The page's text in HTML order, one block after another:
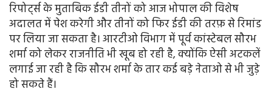
रिपोर्ट्स के मुताबिक ईडी तीनों को आज भोपाल की विशेष
अदालत में पेश करेगी और तीनों को फिर ईडी की तरफ़ से रिमांड
पर लिया जा सकता है। आरटीओ विभाग में पूर्व कांस्टेबल सौरभ
शर्मा को लेकर राजनीति भी खूब हो रही है, क्योंकि ऐसी अटकलें
लगाई जा रही है कि सौरभ शर्मा के तार कई बड़े नेताओ से भी जुड़े
हो सकते हैं।